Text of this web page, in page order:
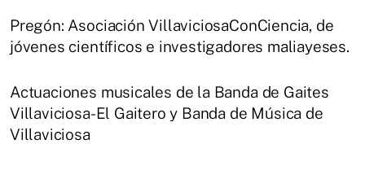
Pregón: Asociación VillaviciosaConCiencia, de
jóvenes científicos e investigadores maliayeses.
Actuaciones musicales de la Banda de Gaites
Villaviciosa-El Gaitero y Banda de Música de
Villaviciosa